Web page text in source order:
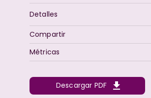
Detalles
Descargar PDF
Métricas
Compartir